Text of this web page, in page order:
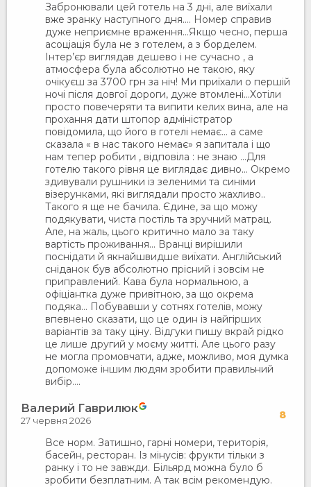
Забронювали цей готель на 3 дні, але виїхали
вже зранку наступного дня…. Номер справив
дуже неприємне враження…Якщо чесно, перша
асоціація була не з готелем, а з борделем.
Інтер’єр виглядав дешево і не сучасно , а
атмосфера була абсолютно не такою, яку
очікуєш за 3700 грн за ніч! Ми приїхали о першій
ночі після довгої дороги, дуже втомлені…Хотіли
просто повечеряти та випити келих вина, але на
прохання дати штопор адміністратор
повідомила, що його в готелі немає… а саме
сказала « в нас такого немає» я запитала і що
нам тепер робити , відповіла : не знаю …Для
готелю такого рівня це виглядає дивно… Окремо
здивували рушники із зеленими та синіми
візерунками, які виглядали просто жахливо..
Такого я ще не бачила. Єдине, за що можу
подякувати, чиста постіль та зручний матрац.
Але, на жаль, цього критично мало за таку
вартість проживання… Вранці вирішили
поснідати й якнайшвидше виїхати. Англійський
сніданок був абсолютно прісний і зовсім не
приправлений. Кава була нормальною, а
офіціантка дуже привітною, за що окрема
подяка… Побувавши у сотнях готелів, можу
впевнено сказати, що це один із найгірших
варіантів за таку ціну. Відгуки пишу вкрай рідко
це лише другий у моєму житті. Але цього разу
не могла промовчати, адже, можливо, моя думка
допоможе іншим людям зробити правильний
вибір….
Валерий Гаврилюк 8
27 червня 2026
Все норм. Затишно, гарні номери, територія,
басейн, ресторан. Із мінусів: фрукти тільки з
ранку і то не завжди. Більярд можна було б
зробити безплатним. А так всім рекомендую.